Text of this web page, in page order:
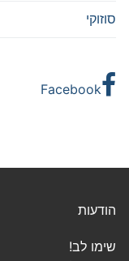
סוזוקי
Facebook
הודעות
שימו לב!